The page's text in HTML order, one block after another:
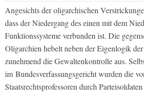
Angesichts der oligarchischen
dass der Niedergang des einen mit dem
Funktionssysteme verbunden ist. Die
Oligarchien hebelt neben der Eigenlogik
zunehmend die Gewaltenkontrolle aus.
im Bundesverfassungsgericht wurden die
Staatsrechtsprofessoren durch Parteisoldaten